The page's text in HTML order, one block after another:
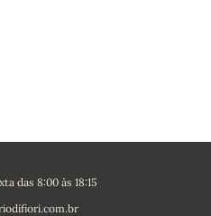
das 8:00 às 18:15